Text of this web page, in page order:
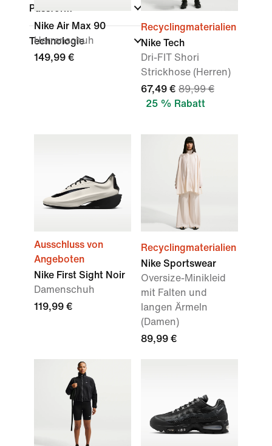
Passform
Technologie
Nike Air Max 90
Herrenschuh
149,99 €
Recyclingmaterialien
Nike Tech
Dri-FIT Shori
Strickhose (Herren)
67,49 € 89,99 €
25 % Rabatt
Ausschluss von
Angeboten
Nike First Sight Noir
Damenschuh
119,99 €
Recyclingmaterialien
Nike Sportswear
Oversize-Minikleid
mit Falten und
langen Ärmeln
(Damen)
89,99 €